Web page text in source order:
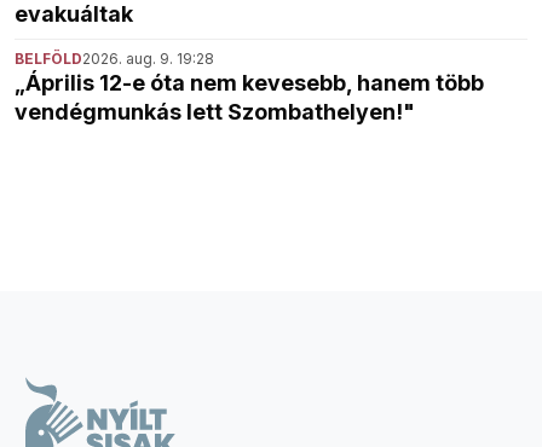
evakuáltak
BELFÖLD2026. aug. 9. 19:28
„Április 12-e óta nem kevesebb, hanem több
vendégmunkás lett Szombathelyen!"